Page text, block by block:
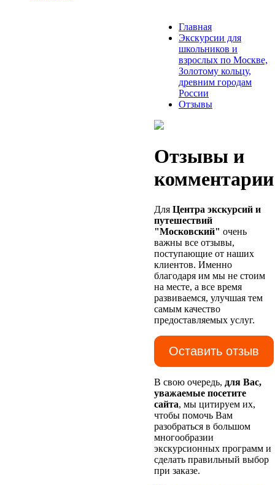
Главная
Экскурсии для
школьников и
взрослых по Москве,
Золотому кольцу,
древним городам
России
Отзывы
Отзывы и
комментарии
Для Центра экскурсий и
путешествий
"Московский" очень
важны все отзывы,
поступающие от наших
клиентов. Именно
благодаря им мы не стоим
на месте, а все время
развиваемся, улучшая тем
самым качество
предоставляемых услуг.
Оставить отзыв
В свою очередь, для Вас,
уважаемые посетите
сайта, мы цитируем их,
чтобы помочь Вам
разобраться в большом
многообразии
экскурсионных программ и
сделать правильный выбор
при заказе.